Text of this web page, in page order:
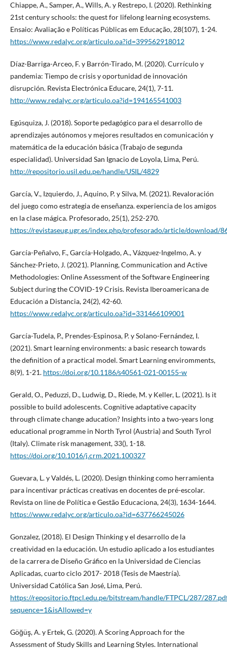
Chiappe, A., Samper, A., Wills, A. y Restrepo, I. (2020). Rethinking
21st century schools: the quest for lifelong learning ecosystems.
Ensaio: Avaliação e Políticas Públicas em Educação, 28(107), 1-24.
https://www.redalyc.org/articulo.oa?id=399562918012
Díaz-Barriga-Arceo, F. y Barrón-Tirado, M. (2020). Currículo y
pandemia: Tiempo de crisis y oportunidad de innovación
disrupción. Revista Electrónica Educare, 24(1), 7-11.
http://www.redalyc.org/articulo.oa?id=194165541003
Egúsquiza, J. (2018). Soporte pedagógico para el desarrollo de
aprendizajes autónomos y mejores resultados en comunicación y
matemática de la educación básica (Trabajo de segunda
especialidad). Universidad San Ignacio de Loyola, Lima, Perú.
http://repositorio.usil.edu.pe/handle/USIL/4829
García, V., Izquierdo, J., Aquino, P. y Silva, M. (2021). Revaloración
del juego como estrategia de enseñanza. experiencia de los amigos
en la clase mágica. Profesorado, 25(1), 252-270.
https://revistaseug.ugr.es/index.php/profesorado/article/download/
García-Peñalvo, F., García-Holgado, A., Vázquez-Ingelmo, A. y
Sánchez-Prieto, J. (2021). Planning, Communication and Active
Methodologies: Online Assessment of the Software Engineering
Subject during the COVID-19 Crisis. Revista Iberoamericana de
Educación a Distancia, 24(2), 42-60.
https://www.redalyc.org/articulo.oa?id=331466109001
García-Tudela, P., Prendes-Espinosa, P. y Solano-Fernández, I.
(2021). Smart learning environments: a basic research towards
the definition of a practical model. Smart Learning enviromments,
8(9), 1-21. https://doi.org/10.1186/s40561-021-00155-w
Gerald, O., Peduzzi, D., Ludwig, D., Riede, M. y Keller, L. (2021). Is it
possible to build adolescents. Cognitive adaptative capacity
through climate change aducation? Insights into a two-years long
educational programme in North Tyrol (Austria) and South Tyrol
(Italy). Climate risk management, 33(), 1-18.
https://doi.org/10.1016/j.crm.2021.100327
Guevara, L. y Valdés, L. (2020). Design thinking como herramienta
para incentivar prácticas creativas en docentes de pré-escolar.
Revista on line de Política e Gestão Educaciona, 24(3), 1634-1644.
https://www.redalyc.org/articulo.oa?id=637766245026
Gonzalez, (2018). El Design Thinking y el desarrollo de la
creatividad en la educación. Un estudio aplicado a los estudiantes
de la carrera de Diseño Gráfico en la Universidad de Ciencias
Aplicadas, cuarto ciclo 2017- 2018 (Tesis de Maestría).
Universidad Católica San José, Lima, Perú.
https://repositorio.ftpcl.edu.pe/bitstream/handle/FTPCL/287/
sequence=1&isAllowed=y
Göğüş, A. y Ertek, G. (2020). A Scoring Approach for the
Assessment of Study Skills and Learning Styles. International